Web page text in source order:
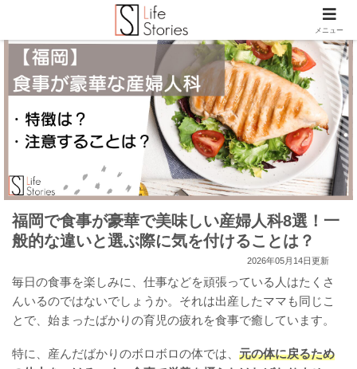
福岡で食事が豪華で美味しい産婦人科8選！一
般的な違いと選ぶ際に気を付けることは？
2026年05月14日更新
毎日の食事を楽しみに、仕事などを頑張っている人はたくさ
んいるのではないでしょうか。それは出産したママも同じこ
とで、始まったばかりの育児の疲れを食事で癒しています。
特に、産んだばかりのボロボロの体では、 元の体に戻るため
メニュー